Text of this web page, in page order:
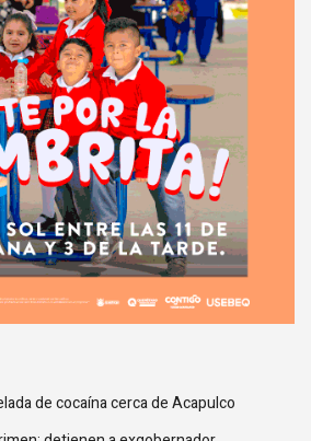
de cocaína cerca de Acapulco